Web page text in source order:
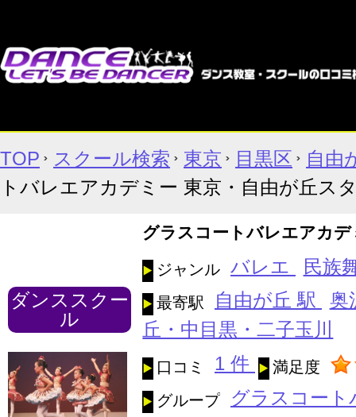
TOP スクール検索 東京 目黒区
自由
トバレエアカデミー 東京・自由が丘ス
ダンススクー
ル
グラスコートバレエアカ
ジャンル バレエ 民族
最寄駅 自由が丘 駅
奥
丘・中目黒・二子玉川
口コミ 1 件
満足度
グループ
グラスコー